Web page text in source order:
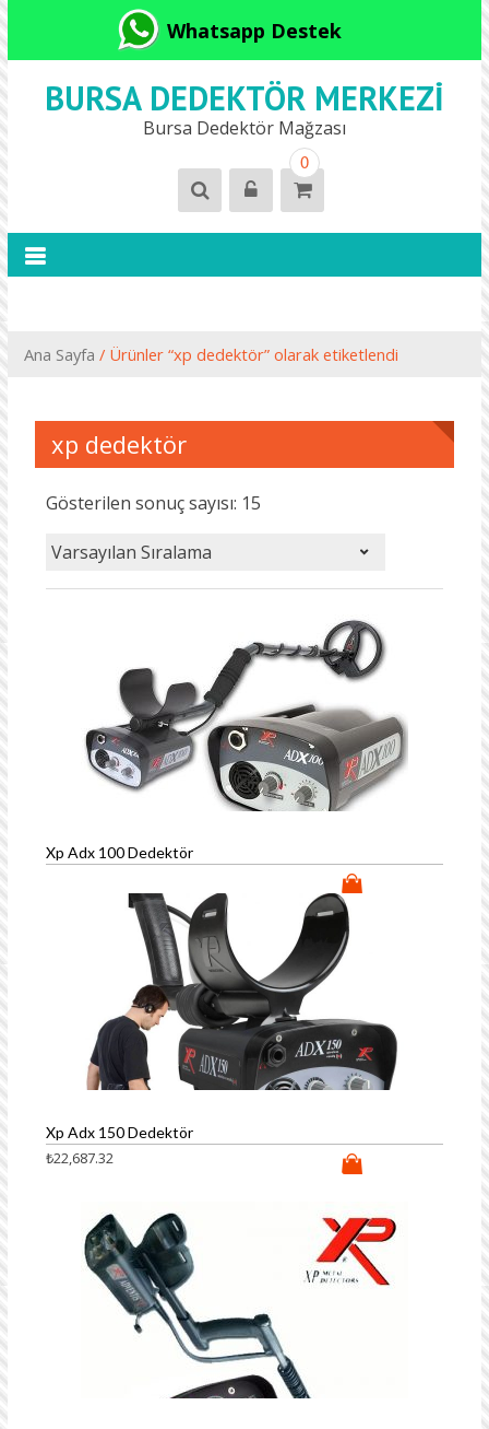
Whatsapp Destek
BURSA DEDEKTÖR MERKEZI
Bursa Dedektör Mağzası
0
Ana Sayfa / Ürünler “xp dedektör” olarak etiketlendi
xp dedektör
Gösterilen sonuç sayısı: 15
Xp Adx 100 Dedektör
Xp Adx 150 Dedektör
₺22,687.32